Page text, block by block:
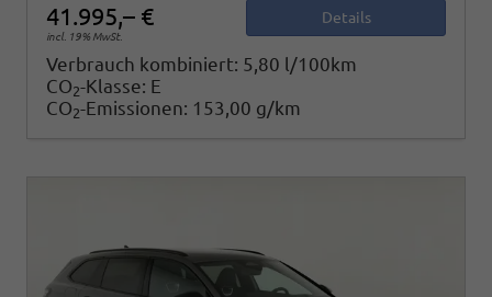
41.995,– €
incl. 19% MwSt.
Details
Verbrauch kombiniert: 5,80 l/100km
CO2-Klasse: E
CO2-Emissionen: 153,00 g/km